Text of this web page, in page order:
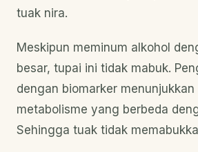
tuak nira.
Meskipun meminum alkohol
besar, tupai ini tidak mabuk.
dengan biomarker
metabolisme yang berbeda
Sehingga tuak tidak